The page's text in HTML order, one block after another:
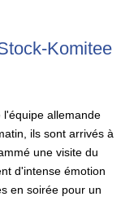
Komitee
l'équipe allemande
ils sont arrivés à
une visite du
d'intense émotion
en soirée pour un